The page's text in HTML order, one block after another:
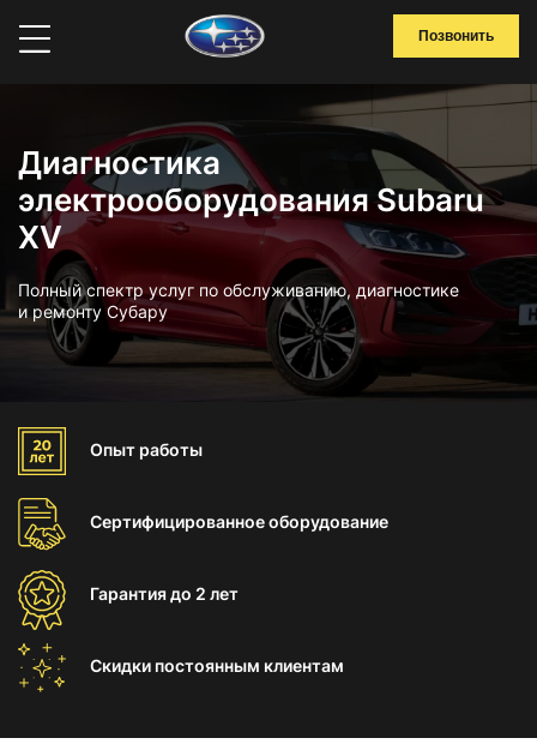
Позвонить
Диагностика
электрооборудования Subaru
XV
Полный спектр услуг по обслуживанию, диагностике
и ремонту Субару
Опыт работы
Сертифицированноеоборудование
Гарантиядо 2 лет
Скидки постоянным клиентам